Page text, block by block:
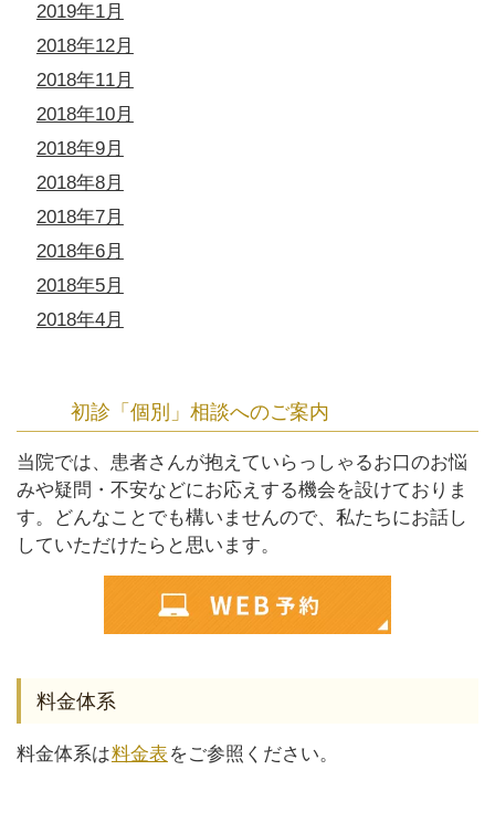
2019年1月
2018年12月
2018年11月
2018年10月
2018年9月
2018年8月
2018年7月
2018年6月
2018年5月
2018年4月
初診「個別」相談へのご案内
当院では、患者さんが抱えていらっしゃるお口のお悩
みや疑問・不安などにお応えする機会を設けておりま
す。どんなことでも構いませんので、私たちにお話し
していただけたらと思います。
料金体系
料金体系は料金表 をご参照ください。